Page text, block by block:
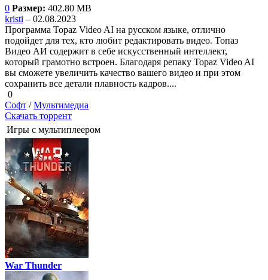
0 Размер: 402.80 MB
kristi – 02.08.2023
Программа Topaz Video AI на русском языке, отлично
подойдет для тех, кто любит редактировать видео. Топаз
Видео АИ содержит в себе искусственный интеллект,
который грамотно встроен. Благодаря репаку Topaz Video AI
вы сможете увеличить качество вашего видео и при этом
сохранить все детали плавность кадров....
0
Софт /Мультимедиа
Скачать торрент
Игры с мультиплеером
War Thunder